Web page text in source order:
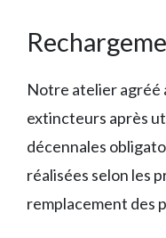
Notre atelier agréé
extincteurs après
décennales
réalisées selon les
remplacement des